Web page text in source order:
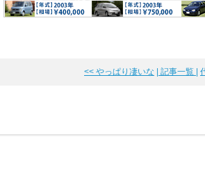
<< やっぱり凄いな | 記事一覧 |